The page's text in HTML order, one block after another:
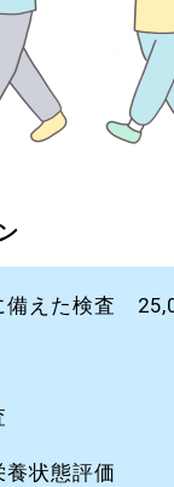
備えた検査
状態評価